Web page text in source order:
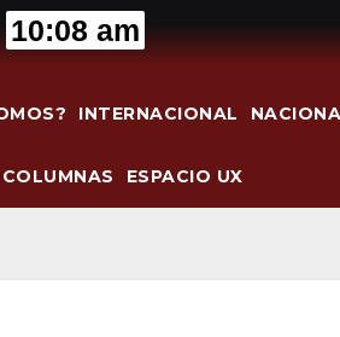
10:08 am
INTERNACIONAL
COLUMNAS ESPACIO UX